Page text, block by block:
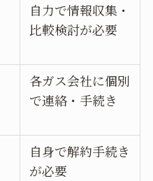
自力で情報収集・
比較検討が必要
各ガス会社に個別
で連絡・手続き
自身で解約手続き
が必要